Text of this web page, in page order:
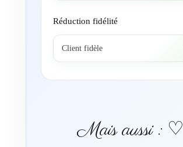
Réduction fidélité
Client fidèle
Mais aussi : ♡